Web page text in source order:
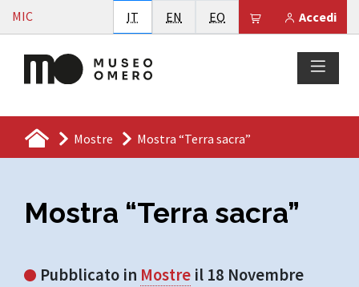
Vai al contenuto
MIC Accedi
Il tuo carrello è
IT Italiano
EN English
EO Esperanto
Mostre Mostra “Terra sacra”
Mostra “Terra sacra”
Pubblicato in Mostre il 18 Novembre